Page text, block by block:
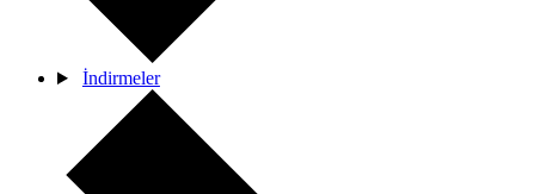
İndirmeler